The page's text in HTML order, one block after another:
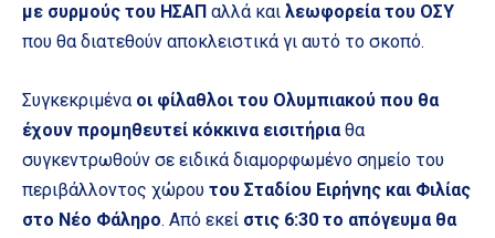
με συρμούς του ΗΣΑΠ αλλά και λεωφορεία του ΟΣΥ
που θα διατεθούν αποκλειστικά γι αυτό το σκοπό.
Συγκεκριμένα οι φίλαθλοι του Ολυμπιακού που θα
έχουν προμηθευτεί κόκκινα εισιτήριαθα
συγκεντρωθούν σε ειδικά διαμορφωμένο σημείο του
περιβάλλοντος χώρου του Σταδίου Ειρήνης και Φιλίας
στο Νέο Φάληρο. Από εκεί στις 6:30 το απόγευμα θα